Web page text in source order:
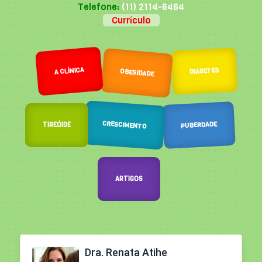
Telefone: (11) 2114-6464
Currículo
A CLÍNICA OBESIDADE DIABETES
TIREÓIDE CRESCIMENTO PUBERDADE
ARTIGOS